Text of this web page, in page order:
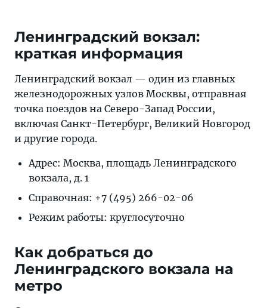
советы
для
путешественников.
Ленинградский вокзал:
краткая информация
Ленинградский вокзал — один из главных
железнодорожных узлов Москвы, отправная
точка поездов на Северо-Запад России,
включая Санкт-Петербург, Великий Новгород
и другие города.
Адрес: Москва, площадь Ленинградского
вокзала, д. 1
Справочная: +7 (495) 266-02-06
Режим работы: круглосуточно
Как добраться до
Ленинградского вокзала на
метро